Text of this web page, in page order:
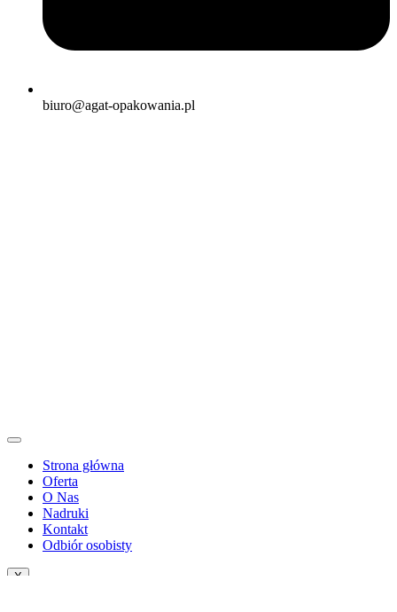
biuro@agat-opakowania.pl
Strona główna
Oferta
O Nas
Nadruki
Kontakt
Odbiór osobisty
X